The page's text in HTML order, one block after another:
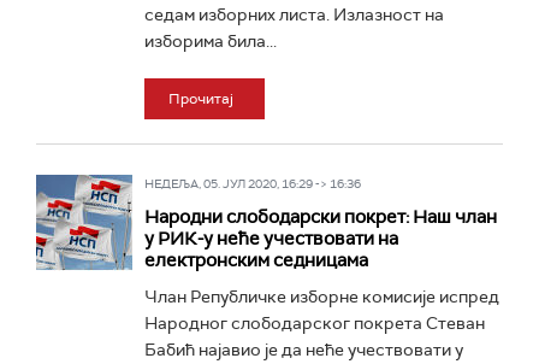
седам изборних листа. Излазност на
изборима била...
Прочитај
НЕДЕЉА, 05. ЈУЛ 2020, 16:29 -> 16:36
Народни слободарски покрет: Наш члан
у РИК-у неће учествовати на
електронским седницама
Члан Републичке изборне комисије испред
Народног слободарског покрета Стеван
Бабић најавио је да неће учествовати у